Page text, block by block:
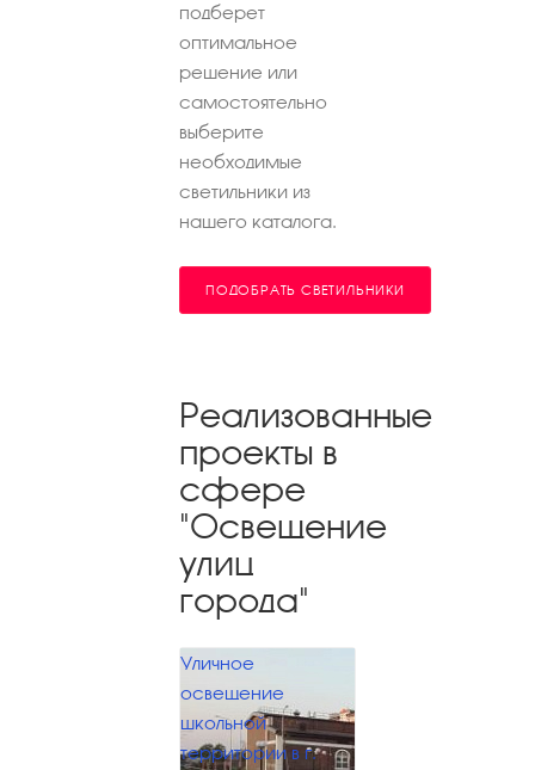
подберет
оптимальное
решение или
самостоятельно
выберите
необходимые
светильники из
нашего каталога.
ПОДОБРАТЬ СВЕТИЛЬНИКИ
Реализованные
проекты в
сфере
"Освещение
улиц
города"
Уличное
освещение
школьной
территории в г.